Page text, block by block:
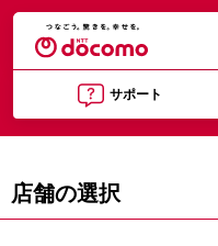
サポート
店舗の選択